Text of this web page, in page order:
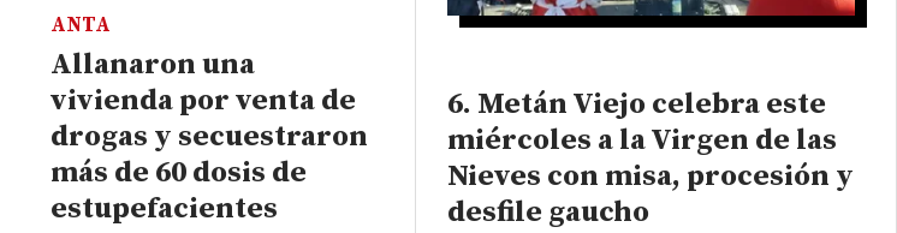
Allanaron una
vivienda por venta de
drogas y secuestraron
más de 60 dosis de
estupefacientes
ANTA
Metán Viejo celebra este
miércoles a la Virgen de las
Nieves con misa, procesión y
desfile gaucho